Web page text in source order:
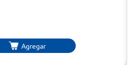
Agregar